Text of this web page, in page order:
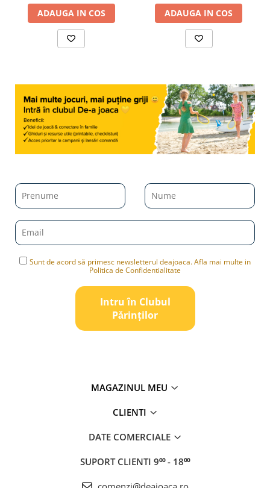
ADAUGA IN COS ADAUGA IN COS
Sunt de acord să primesc newsletterul deajoaca. Afla mai multe in
Politica de Confidentialitate
Intru în Clubul
Pǎrinților
MAGAZINUL MEU
CLIENTI
DATE COMERCIALE
SUPORT CLIENTI 9⁰⁰ - 18⁰⁰